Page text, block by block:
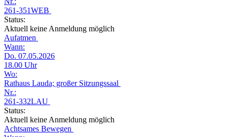
261-351WEB
Status:
Aktuell keine Anmeldung möglich
Aufatmen
Wann:
Do. 07.05.2026
18.00 Uhr
Wo:
Rathaus Lauda; großer Sitzungssaal
Nr.:
261-332LAU
Status:
Aktuell keine Anmeldung möglich
Achtsames Bewegen